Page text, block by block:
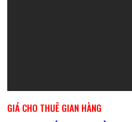
GIÁ CHO THUÊ GIAN HÀNG